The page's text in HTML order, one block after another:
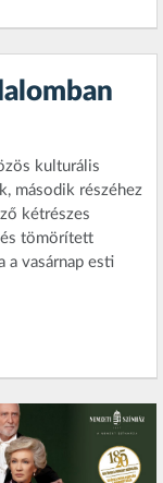
kulturális
második részéhez
kétrészes
tömörített
a vasárnap esti